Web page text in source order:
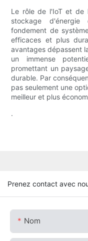
Le rôle de l'IoT et de
stockage
fondement de
efficaces et plus
avantages dépassent
un immense
promettant un
durable. Par
pas seulement une
meilleur et plus
.
Prenez contact avec
Nom